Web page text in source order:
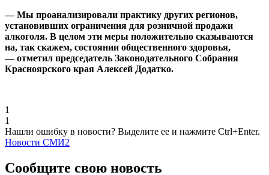
— Мы проанализировали практику других регионов,
установивших ограничения для розничной продажи
алкоголя. В целом эти меры положительно сказываются
на, так скажем, состоянии общественного здоровья,
— отметил председатель Законодательного Собрания
Красноярского края Алексей Додатко.
1
1
Нашли ошибку в новости? Выделите ее и нажмите Ctrl+Enter.
Новости СМИ2
Сообщите свою новость